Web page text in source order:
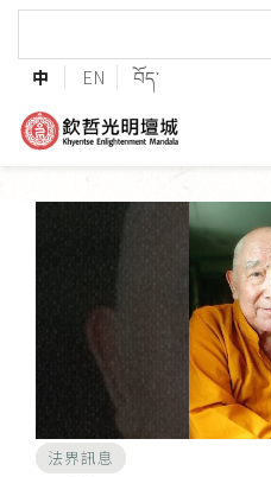
中 EN བོད་
緣起與願景
法王與上師的祝福
加入志工
法界訊息